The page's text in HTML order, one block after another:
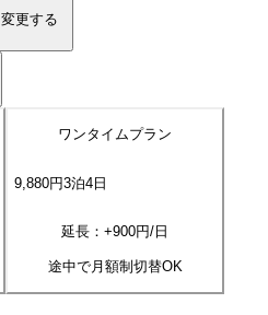
変更する
ワンタイムプラン
9,880円3泊4日
延長：+900円/日
途中で月額制切替OK